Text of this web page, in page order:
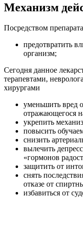
Механизм
Посредством
предотвратить
организм;
Сегодня данное
терапевтами,
хирургами
уменьшить вред
отражающегося
укрепить
повысить
снизить
вылечить
«гормонов
защитить от
снять
отказе от
избавиться от